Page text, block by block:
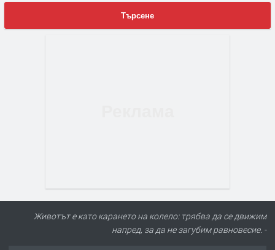
Търсене
Животът е като карането на колело: трябва да се движим
напред, за да не загубим равновесие. -